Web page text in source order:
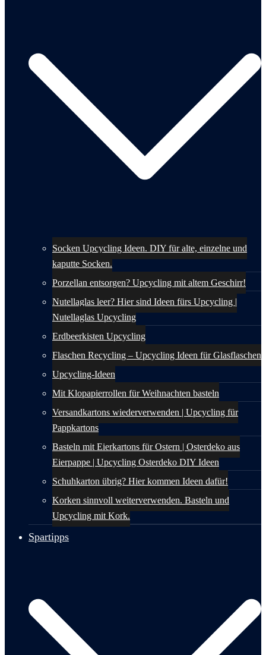
Socken Upcycling Ideen. DIY für alte, einzelne und
kaputte Socken.
Porzellan entsorgen? Upcycling mit altem Geschirr!
Nutellaglas leer? Hier sind Ideen fürs Upcycling |
Nutellaglas Upcycling
Erdbeerkisten Upcycling
Flaschen Recycling – Upcycling Ideen für Glasflaschen
Upcycling-Ideen
Mit Klopapierrollen für Weihnachten basteln
Versandkartons wiederverwenden | Upcycling für
Pappkartons
Basteln mit Eierkartons für Ostern | Osterdeko aus
Eierpappe | Upcycling Osterdeko DIY Ideen
Schuhkarton übrig? Hier kommen Ideen dafür!
Korken sinnvoll weiterverwenden. Basteln und
Upcycling mit Kork.
Spartipps